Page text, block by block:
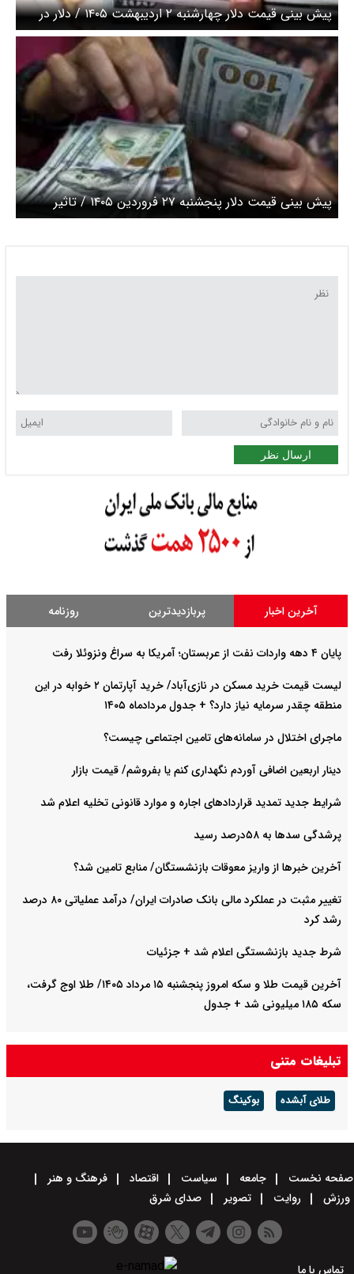
پیش بینی قیمت دلار چهارشنبه ۲ اردیبهشت ۱۴۰۵ / دلار در
انتظار سیگنال مذاکرات
پیش بینی قیمت دلار پنجشنبه ۲۷ فروردین ۱۴۰۵ / تاثیر
قیمت بر احتمال تمدید آتش‌بس
ارسال نظر
آخرین اخبار پربازدیدترین روزنامه
پایان ۴ دهه واردات نفت از عربستان؛ آمریکا به سراغ ونزوئلا رفت
لیست قیمت خرید مسکن در نازی‌آباد/ خرید آپارتمان ۲ خوابه در این
منطقه چقدر سرمایه نیاز دارد؟ + جدول مردادماه ۱۴۰۵
ماجرای اختلال در سامانه‌های تامین اجتماعی چیست؟
دینار اربعین اضافی آوردم نگهداری کنم یا بفروشم/ قیمت بازار
شرایط جدید تمدید قراردادهای اجاره و موارد قانونی تخلیه اعلام شد
پرشدگی سدها به ۵۸درصد رسید
آخرین خبرها از واریز معوقات بازنشستگان/ منابع تامین شد؟
تغییر مثبت در عملکرد مالی بانک صادرات ایران/ درآمد عملیاتی ۸۰ درصد
رشد کرد
شرط جدید بازنشستگی اعلام شد + جزئیات
آخرین قیمت طلا و سکه امروز پنجشنبه ۱۵ مرداد ۱۴۰۵/ طلا اوج گرفت،
سکه ۱۸۵ میلیونی شد + جدول
تبلیغات متنی
طلای آبشده بوکینگ
صفحه نخست جامعه سیاست اقتصاد
فرهنگ و هنر
ورزش
روایت تصویر صدای شرق
تماس با ما